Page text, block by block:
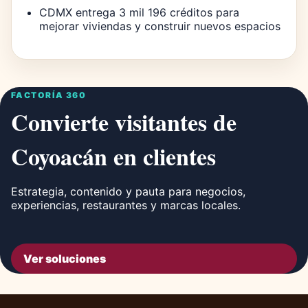
CDMX entrega 3 mil 196 créditos para
mejorar viviendas y construir nuevos espacios
FACTORÍA 360
Convierte visitantes de
Coyoacán en clientes
Estrategia, contenido y pauta para negocios,
experiencias, restaurantes y marcas locales.
Ver soluciones